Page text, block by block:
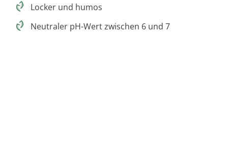
Locker und humos
Neutraler pH-Wert zwischen 6 und 7